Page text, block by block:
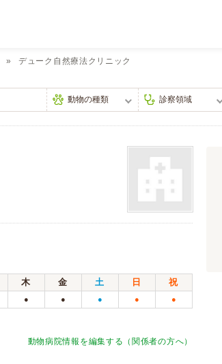
デューク自然療法クリニック
木 金 土 日
祝
● ● ● ● ●
動物病院情報を編集する（関係者の方へ）